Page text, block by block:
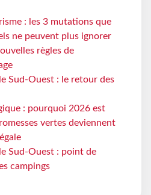
: les 3 mutations que
ne peuvent plus ignorer
règles de
Sud-Ouest : le retour des
: pourquoi 2026 est
vertes deviennent
Sud-Ouest : point de
campings